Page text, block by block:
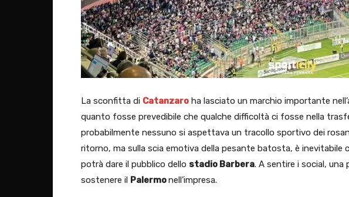
La sconfitta di Catanzaro ha lasciato un marchio importante
quanto fosse prevedibile che qualche difficoltà ci fosse nella
probabilmente nessuno si aspettava un tracollo sportivo dei
ritorno, ma sulla scia emotiva della pesante batosta, è inevitabile
potrà dare il pubblico dello stadio Barbera. A sentire i social,
sostenere il Palermonell’impresa.